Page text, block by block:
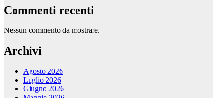
Commenti recenti
Nessun commento da mostrare.
Archivi
Agosto 2026
Luglio 2026
Giugno 2026